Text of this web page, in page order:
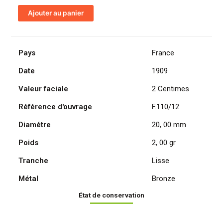
de
FRANCE,
de
Daniel
1909
Ajouter au panier
Pays
France
Date
1909
Valeur faciale
2 Centimes
Référence d'ouvrage
F.110/12
Diamétre
20, 00 mm
Poids
2, 00 gr
Tranche
Lisse
Métal
Bronze
État de conservation